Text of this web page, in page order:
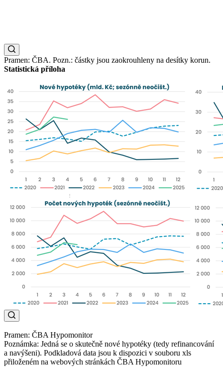
Pramen: ČBA. Pozn.: částky jsou zaokrouhleny na desítky korun.
Statistická příloha
Pramen: ČBA Hypomonitor
Poznámka: Jedná se o skutečně nové hypotéky (tedy refinancování
a navýšeni). Podkladová data jsou k dispozici v souboru xls
přiloženém na webových stránkách ČBA Hypomonitoru